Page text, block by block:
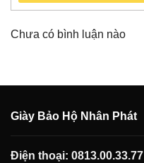
Chưa có bình luận nào
Giày Bảo Hộ Nhân Phát
Điện thoại: 0813.00.33.77